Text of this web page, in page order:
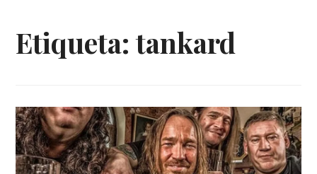
Etiqueta:tankard